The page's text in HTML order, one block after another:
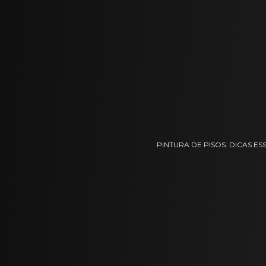
PINTURA DE PISOS: DICAS